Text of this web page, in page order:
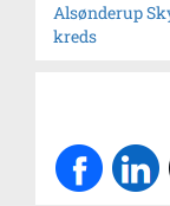
Alsønderup
kreds